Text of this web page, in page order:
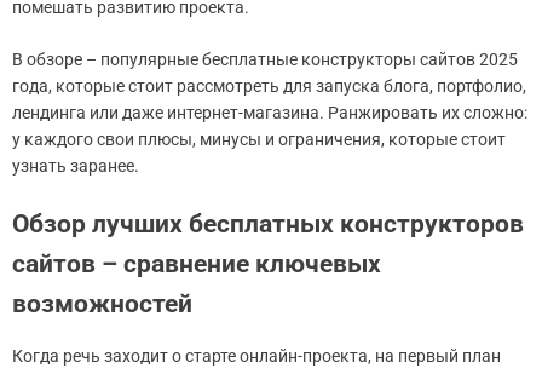
помешать развитию проекта.
В обзоре – популярные бесплатные конструкторы сайтов 2025
года, которые стоит рассмотреть для запуска блога, портфолио,
лендинга или даже интернет-магазина. Ранжировать их сложно:
у каждого свои плюсы, минусы и ограничения, которые стоит
узнать заранее.
Обзор лучших бесплатных конструкторов
сайтов – сравнение ключевых
возможностей
Когда речь заходит о старте онлайн-проекта, на первый план